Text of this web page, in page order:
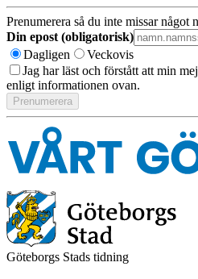
Prenumerera så du inte missar något
Din epost (obligatorisk)
Dagligen
Veckovis
Jag har läst och förstått att min
enligt informationen ovan.
Göteborgs Stads tidning